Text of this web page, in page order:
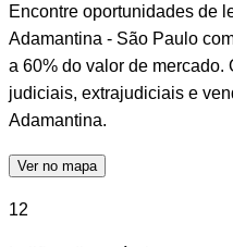
Encontre oportunidades de
Adamantina - São Paulo
a 60% do valor de
judiciais, extrajudiciais e
Adamantina.
Ver no mapa
12